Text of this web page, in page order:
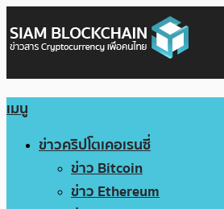
เมนู
ข่าวคริปโตเคอเรนซี่
ข่าว Bitcoin
ข่าว Ethereum